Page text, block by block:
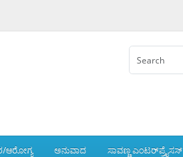
ಆರೋಗ್ಯ ಅನುವಾದ ಸಾವಣ್ಣ ಎಂಟರ್‌ಪ್ರೈಸಸ್